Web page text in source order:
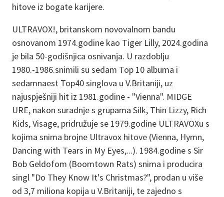
hitove iz bogate karijere.
ULTRAVOX!, britanskom novovalnom bandu
osnovanom 1974.godine kao Tiger Lilly, 2024.godina
je bila 50-godišnjica osnivanja. U razdoblju
1980.-1986.snimili su sedam Top 10 albuma i
sedamnaest Top40 singlova u V.Britaniji, uz
najuspješniji hit iz 1981.godine - "Vienna". MIDGE
URE, nakon suradnje s grupama Silk, Thin Lizzy, Rich
Kids, Visage, pridružuje se 1979.godine ULTRAVOXu s
kojima snima brojne Ultravox hitove (Vienna, Hymn,
Dancing with Tears in My Eyes,...). 1984.godine s Sir
Bob Geldofom (Boomtown Rats) snima i producira
singl "Do They Know It's Christmas?", prodan u više
od 3,7 miliona kopija u V.Britaniji, te zajedno s